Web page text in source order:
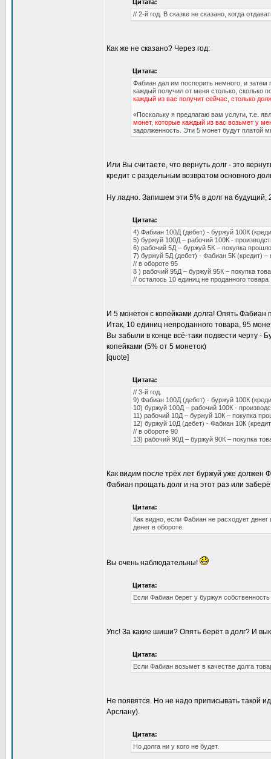
Цитата:
// 2-й год. В сказке не сказано, когда
Как же не сказано? Через год:
Цитата:
Фабиан дал им поспорить немного, и
каждый получил от меня столько, сколько
каждый из вас получит сейчас, столько
«Поскольку я предлагаю вам услуги, т.е.
монет, которые каждый из вас возьмет у
задолженность. Эти 5 монет будут платой
Или Вы считаете, что вернуть долг - это
кредит с раздельным возвратом основного
Ну ладно. Запишем эти 5% в долг на будущий,
Цитата:
4) Фабиан 100Д (дебет) - буржуй 100К
5) буржуй 100Д – рабочий 100К -
6) рабочий 5Д – буржуй 5К – покупка
7) буржуй 5Д (дебет) - Фабиан 5К (кредит) –
// в обороте 95
8 ) рабочий 95Д – буржуй 95К – покупка
// осталось 10 единиц не проданного товара
И 5 монеток с копейками долга! Опять
Итак, 10 единиц непроданного товара, 95
Вы забыли в конце всё-таки подвести черту -
копейками (5% от 5 монеток)
[quote]
Цитата:
// 3-й год.
9) Фабиан 100Д (дебет) - буржуй 100К
10) буржуй 100Д – рабочий 100К -
11) рабочий 10Д – буржуй 10К – покупка
12) буржуй 10Д (дебет) - Фабиан 10К
// в обороте 90
13) рабочий 90Д – буржуй 90К – покупка
Как видим после трёх лет буржуй уже должен
Фабиан прощать долг и на этот раз или
Цитата:
Как видно, если Фабиан не расходует
денег в обороте.
Вы очень наблюдательны!
Цитата:
Если Фабиан берет у буржуя
Упс! За какие шиши? Опять берёт в долг? И
Цитата:
Если Фабиан возьмет в качестве долга
Не появятся. Но не надо приписывать такой
Арслану).
Цитата:
Но долга ни у кого не будет.